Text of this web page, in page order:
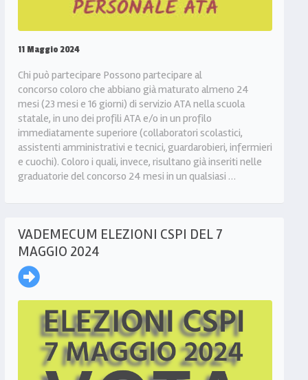
11 Maggio 2024
Chi può partecipare Possono partecipare al
concorso coloro che abbiano già maturato almeno 24
mesi (23 mesi e 16 giorni) di servizio ATA nella scuola
statale, in uno dei profili ATA e/o in un profilo
immediatamente superiore (collaboratori scolastici,
assistenti amministrativi e tecnici, guardarobieri, infermieri
e cuochi). Coloro i quali, invece, risultano già inseriti nelle
graduatorie del concorso 24 mesi in un qualsiasi …
VADEMECUM ELEZIONI CSPI DEL 7
MAGGIO 2024